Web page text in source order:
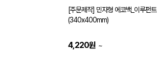
[주문제작] 민자형 에코백_이루펀트
(340x400mm)
4,220원 ~